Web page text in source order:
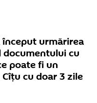
început urmărirea
documentului cu
poate fi un
cu doar 3 zile